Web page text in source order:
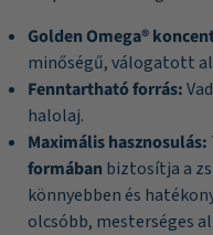
Golden Omega®
minőségű, válogatott
Fenntartható forrás:
halolaj.
Maximális hasznosulás:
formában biztosítja a
könnyebben és
olcsóbb, mesterséges